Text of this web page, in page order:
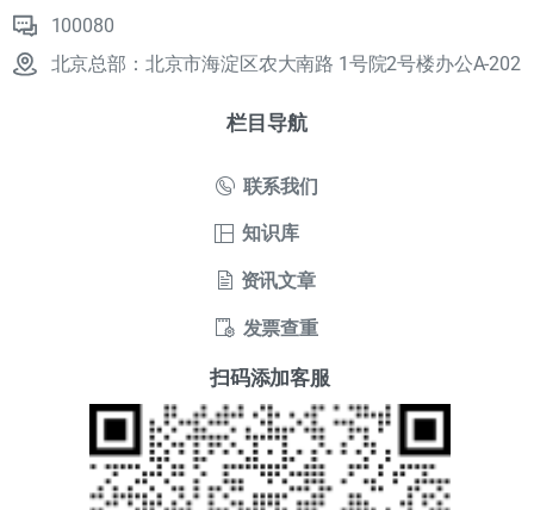
100080
北京总部：北京市海淀区农大南路 1号院2号楼办公A-202
栏目导航
联系我们
知识库
资讯文章
发票查重
扫码添加客服